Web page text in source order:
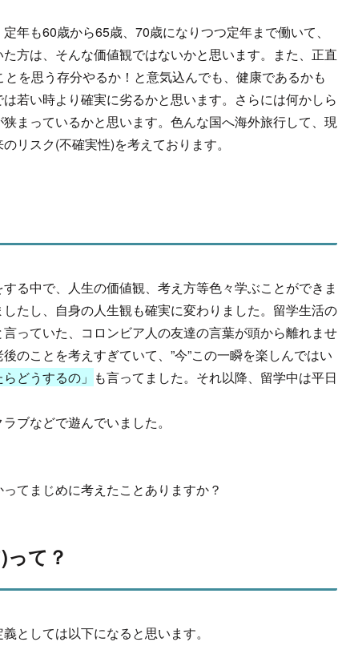
年も60歳から65歳、70歳になりつつ定年まで働いて、
方は、そんな価値観ではないかと思います。また、正直
を思う存分やるか！と意気込んでも、健康であるかも
若い時より確実に劣るかと思います。さらには何かしら
まっているかと思います。色んな国へ海外旅行して、現
リスク(不確実性)を考えております。
る中で、人生の価値観、考え方等色々学ぶことができま
たし、自身の人生観も確実に変わりました。留学生活の
言っていた、コロンビア人の友達の言葉が頭から離れませ
のことを考えすぎていて、”今”この一瞬を楽しんではい
どうするの」 も言ってました。それ以降、留学中は平日
ブなどで遊んでいました。
てまじめに考えたことありますか？
て？
としては以下になると思います。